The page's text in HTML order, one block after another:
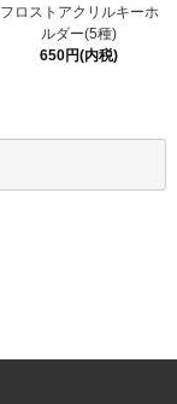
フロストアクリルキーホ
ルダー(5種)
650円(内税)